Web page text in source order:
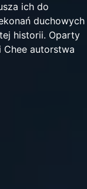
ich do
duchowych
historii. Oparty
Chee autorstwa